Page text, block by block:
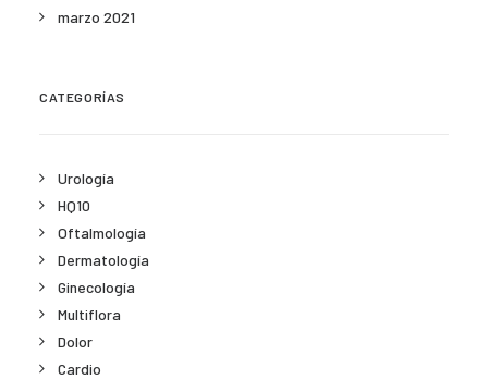
marzo 2021
CATEGORÍAS
Urología
HQ10
Oftalmología
Dermatología
Ginecología
Multiflora
Dolor
Cardio